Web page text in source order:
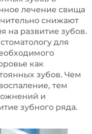
лечение свища
снижают
на развитие зубов.
для
как
зубов. Чем
тем
и
зубного ряда.